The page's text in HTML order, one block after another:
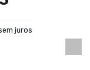
juros